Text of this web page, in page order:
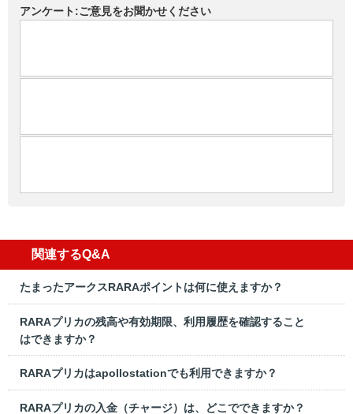
アンケート:ご意見をお聞かせください
関連するQ&A
たまったアークスRARAポイントは何に使えますか？
RARAプリカの残高や有効期限、利用履歴を確認すること
はできますか？
RARAプリカはapollostationでも利用できますか？
RARAプリカの入金（チャージ）は、どこでできますか？